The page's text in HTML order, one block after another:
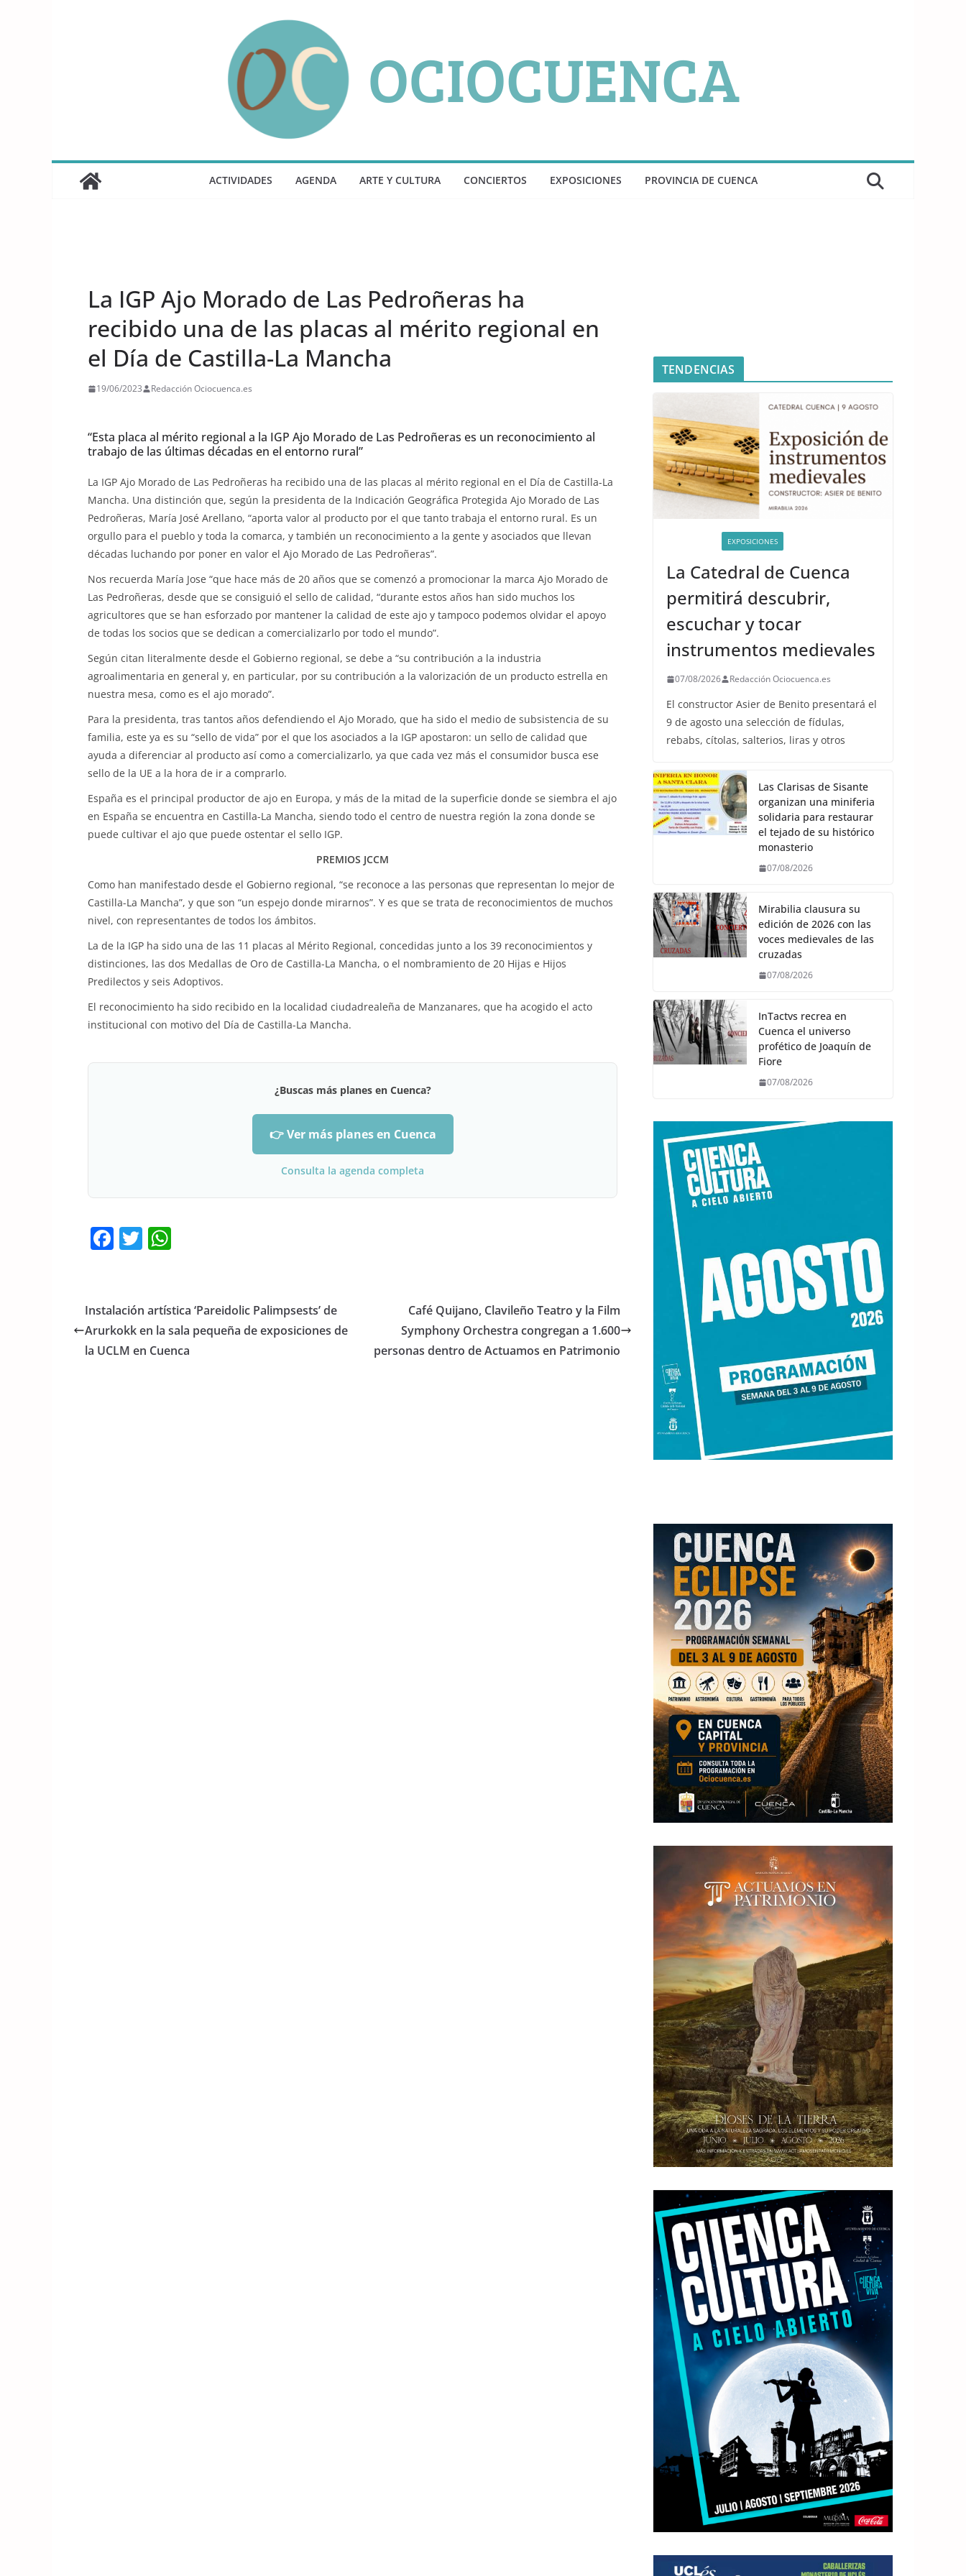
ACTIVIDADES AGENDA ARTE Y CULTURA CONCIERTOS EXPOSICIONES PROVINCIA DE CUENCA
La IGP Ajo Morado de Las Pedroñeras ha
recibido una de las placas al mérito regional en
el Día de Castilla-La Mancha
19/06/2023 Redacción Ociocuenca.es
“Esta placa al mérito regional a la IGP Ajo Morado de Las Pedroñeras es un reconocimiento al
trabajo de las últimas décadas en el entorno rural”
La IGP Ajo Morado de Las Pedroñeras ha recibido una de las placas al mérito regional en el Día de Castilla-La
Mancha. Una distinción que, según la presidenta de la Indicación Geográfica Protegida Ajo Morado de Las
Pedroñeras, María José Arellano, “aporta valor al producto por el que tanto trabaja el entorno rural. Es un
orgullo para el pueblo y toda la comarca, y también un reconocimiento a la gente y asociados que llevan
décadas luchando por poner en valor el Ajo Morado de Las Pedroñeras”.
Nos recuerda María Jose “que hace más de 20 años que se comenzó a promocionar la marca Ajo Morado de
Las Pedroñeras, desde que se consiguió el sello de calidad, “durante estos años han sido muchos los
agricultores que se han esforzado por mantener la calidad de este ajo y tampoco podemos olvidar el apoyo
de todas los socios que se dedican a comercializarlo por todo el mundo”.
Según citan literalmente desde el Gobierno regional, se debe a “su contribución a la industria
agroalimentaria en general y, en particular, por su contribución a la valorización de un producto estrella en
nuestra mesa, como es el ajo morado”.
Para la presidenta, tras tantos años defendiendo el Ajo Morado, que ha sido el medio de subsistencia de su
familia, este ya es su “sello de vida” por el que los asociados a la IGP apostaron: un sello de calidad que
ayuda a diferenciar al producto así como a comercializarlo, ya que cada vez más el consumidor busca ese
sello de la UE a la hora de ir a comprarlo.
España es el principal productor de ajo en Europa, y más de la mitad de la superficie donde se siembra el ajo
en España se encuentra en Castilla-La Mancha, siendo todo el centro de nuestra región la zona donde se
puede cultivar el ajo que puede ostentar el sello IGP.
PREMIOS JCCM
Como han manifestado desde el Gobierno regional, “se reconoce a las personas que representan lo mejor de
Castilla-La Mancha”, y que son “un espejo donde mirarnos”. Y es que se trata de reconocimientos de muchos
nivel, con representantes de todos los ámbitos.
La de la IGP ha sido una de las 11 placas al Mérito Regional, concedidas junto a los 39 reconocimientos y
distinciones, las dos Medallas de Oro de Castilla-La Mancha, o el nombramiento de 20 Hijas e Hijos
Predilectos y seis Adoptivos.
El reconocimiento ha sido recibido en la localidad ciudadrealeña de Manzanares, que ha acogido el acto
institucional con motivo del Día de Castilla-La Mancha.
¿Buscas más planes en Cuenca?
👉 Ver más planes en Cuenca
Consulta la agenda completa
F
e
b
o
T
er s
A
p
Instalación artística ‘Pareidolic Palimpsests’ de
Arurkokk en la sala pequeña de exposiciones de
la UCLM en Cuenca
Café Quijano, Clavileño Teatro y la Film
Symphony Orchestra congregan a 1.600
personas dentro de Actuamos en Patrimonio
TENDENCIAS
EXPOSICIONES
La Catedral de Cuenca
permitirá descubrir,
escuchar y tocar
instrumentos medievales
07/08/2026 Redacción Ociocuenca.es
El constructor Asier de Benito presentará el
9 de agosto una selección de fídulas,
rebabs, cítolas, salterios, liras y otros
Las Clarisas de Sisante
organizan una miniferia
solidaria para restaurar
el tejado de su histórico
monasterio
07/08/2026
Mirabilia clausura su
edición de 2026 con las
voces medievales de las
cruzadas
07/08/2026
InTactvs recrea en
Cuenca el universo
profético de Joaquín de
Fiore
07/08/2026